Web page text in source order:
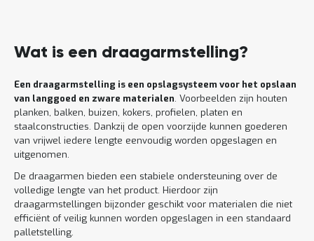
Wat is een draagarmstelling?
Een draagarmstelling is een opslagsysteem voor het opslaan
van langgoed en zware materialen. Voorbeelden zijn houten
planken, balken, buizen, kokers, profielen, platen en
staalconstructies. Dankzij de open voorzijde kunnen goederen
van vrijwel iedere lengte eenvoudig worden opgeslagen en
uitgenomen.
De draagarmen bieden een stabiele ondersteuning over de
volledige lengte van het product. Hierdoor zijn
draagarmstellingen bijzonder geschikt voor materialen die niet
efficiënt of veilig kunnen worden opgeslagen in een standaard
palletstelling.